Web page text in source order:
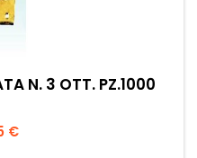
N. 3 OTT. PZ.1000
€